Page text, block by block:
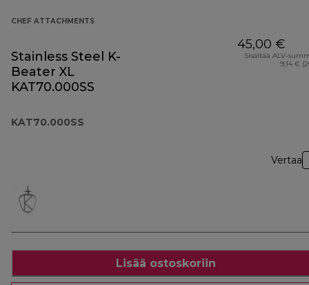
CHEF ATTACHMENTS
Stainless Steel K-
Beater XL
KAT70.000SS
KAT70.000SS
45,00 €
Sisältää ALV-
9,14 €
Vertaa
Lisää ostoskoriin